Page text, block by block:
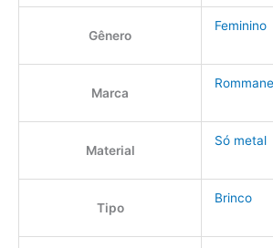
Gênero
Feminino
Marca
Material
Só metal
Tipo
Brinco